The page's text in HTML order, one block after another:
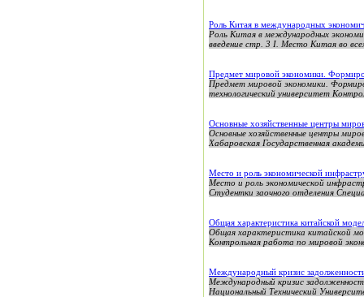
Роль Китая в международных
Роль Китая в международных
введение стр. 3 I. Место Китая во
Предмет мировой экономики.
Предмет мировой экономики.
технологический университет
Основные хозяйственные центры
Основные хозяйственные центры
Хабаровская Государственная
Место и роль экономической
Место и роль экономической
Студентки заочного отделения
Общая характеристика китайской
Общая характеристика китайской
Контрольная работа по мировой
Международный кризис
Международный кризис
Национальный Технический